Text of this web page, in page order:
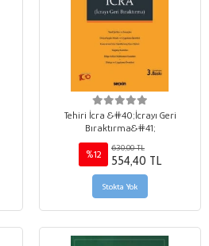
Tehiri İcra &#40;İcrayı Geri
Bıraktırma&#41;
%12
630,00 TL
554,40 TL
Stokta Yok